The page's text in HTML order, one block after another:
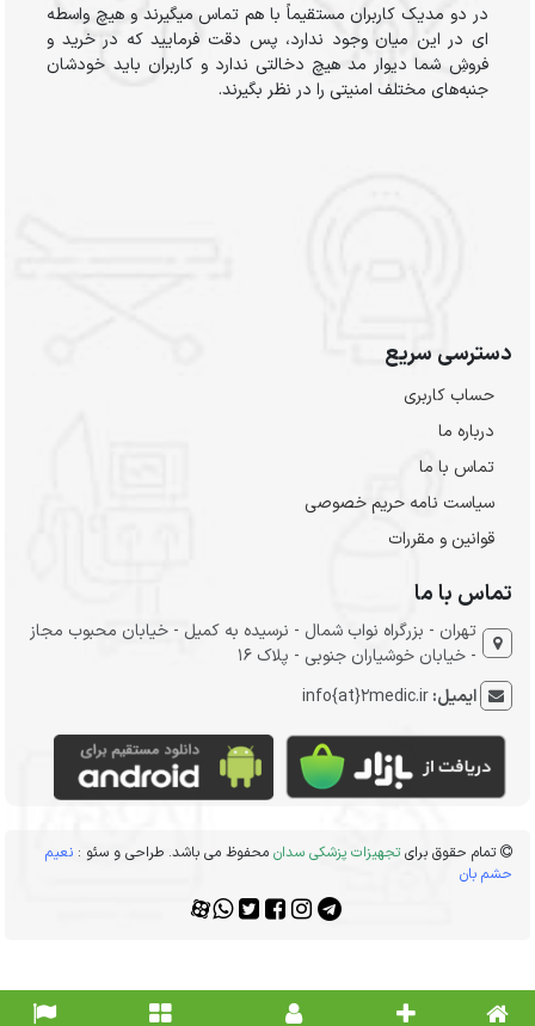
در دو مدیک کاربران مستقیماً با هم تماس میگیرند و هیچ واسطه
ای در این میان وجود ندارد، پس دقت فرمایید که در خرید و
فروشِ شما دیوار مد هیچ دخالتی ندارد و کاربران باید خودشان
جنبه‌های مختلف امنیتی را در نظر بگیرند.
دسترسی سریع
حساب کاربری
درباره ما
تماس با ما
سیاست نامه حریم خصوصی
قوانین و مقررات
تماس با ما
تهران - بزرگراه نواب شمال - نرسیده به کمیل - خیابان محبوب مجاز
- خیابان خوشیاران جنوبی - پلاک 16
ایمیل:info{at}2medic.ir
تمام حقوق برایتجهیزات پزشکی سدان محفوظ می باشد. طراحی و سئو :نعیم
حشم بان